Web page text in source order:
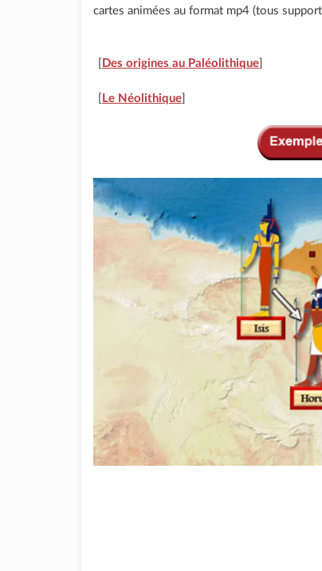
cartes animées au format mp4 (tous
Des origines au Paléolithique
Le Néolithique